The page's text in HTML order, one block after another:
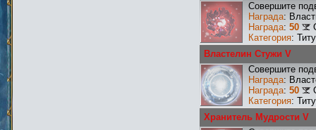
Совершите
Награда:
Награда: 50
Категория:
Властелин Стужи V
Совершите
Награда:
Награда: 50
Категория:
Хранитель Мудрости V